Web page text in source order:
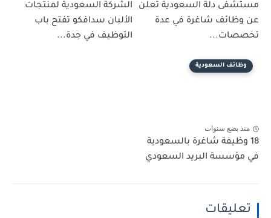
مستشفى دلة السعودية تعلن
عن وظائف شاغرة في عدة
تخصصات...
الشركة السعودية لمنتجات
الألبان سدافكو تفتح باب
التوظيف في جدة...
وظائف السعودية
منذ بضع سنوات
18 وظيفة شاغرة بالسعودية
في مؤسسة البريد السعودي
تعليقات